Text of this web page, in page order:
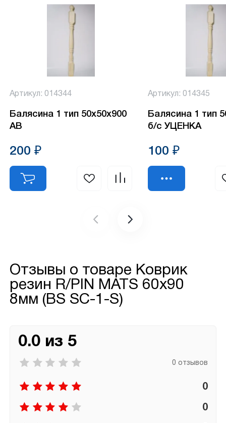
Артикул: 014344
Балясина 1 тип 50х50х900
АВ
200 ₽
Артикул: 014345
Балясина 1 тип
б/с УЦЕНКА
100 ₽
Отзывы о товаре Коврик
резин R/PIN MATS 60х90
8мм (BS SC-1-S)
0.0 из 5
0 отзывов
0
0